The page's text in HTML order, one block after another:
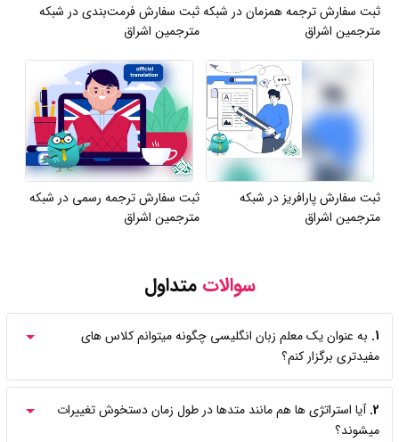
ثبت سفارش ترجمه همزمان در شبکه
مترجمین اشراق
ثبت سفارش فرمت‌بندی در شبکه
مترجمین اشراق
ثبت سفارش پارافریز در شبکه
مترجمین اشراق
ثبت سفارش ترجمه رسمی در شبکه
مترجمین اشراق
سوالاتمتداول
1. به عنوان یک معلم زبان انگلیسی چگونه میتوانم کلاس های
مفیدتری برگزار کنم؟
2. آیا استراتژی ها هم مانند متدها در طول زمان دستخوش تغییرات
میشوند؟